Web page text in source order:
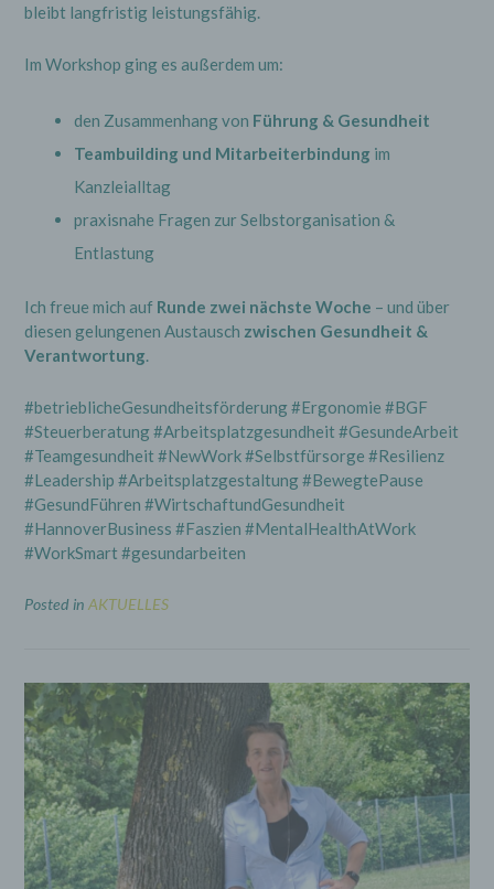
bleibt langfristig leistungsfähig.
Im Workshop ging es außerdem um:
den Zusammenhang von Führung & Gesundheit
Teambuilding und Mitarbeiterbindung im
Kanzleialltag
praxisnahe Fragen zur Selbstorganisation &
Entlastung
Ich freue mich auf Runde zwei nächste Woche – und über
diesen gelungenen Austausch zwischen Gesundheit &
Verantwortung.
#betrieblicheGesundheitsförderung #Ergonomie #BGF
#Steuerberatung #Arbeitsplatzgesundheit #GesundeArbeit
#Teamgesundheit #NewWork #Selbstfürsorge #Resilienz
#Leadership #Arbeitsplatzgestaltung #BewegtePause
#GesundFühren #WirtschaftundGesundheit
#HannoverBusiness #Faszien #MentalHealthAtWork
#WorkSmart #gesundarbeiten
Posted in AKTUELLES